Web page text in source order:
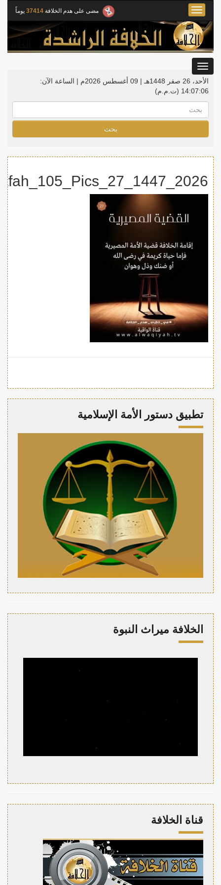
مضى على هدم الخلافة 37414 يوماً
Toggle
navigation
الأحد، 26 صفر 1448هـ | 09 أغسطس 2026م |
الساعة الآن:
14:07:06 (ت.م.م)
بحث
2026_1447_Waqiyah_Khilafah_105_Pics_27
تطبيق دستور الأمة الإسلامية
الخلافة ميراث النبوة
قناة الخلافة